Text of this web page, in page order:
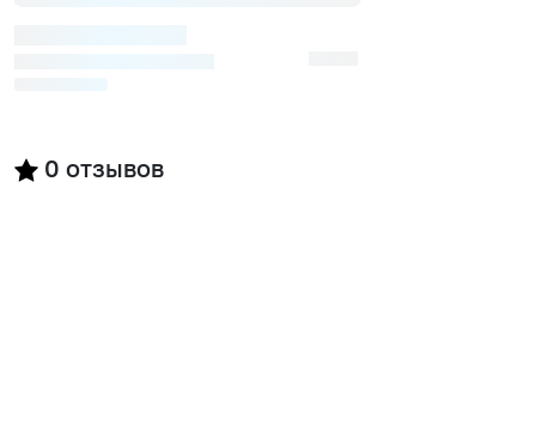
0 отзывов